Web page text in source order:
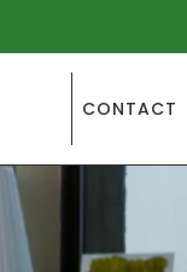
CONTACT